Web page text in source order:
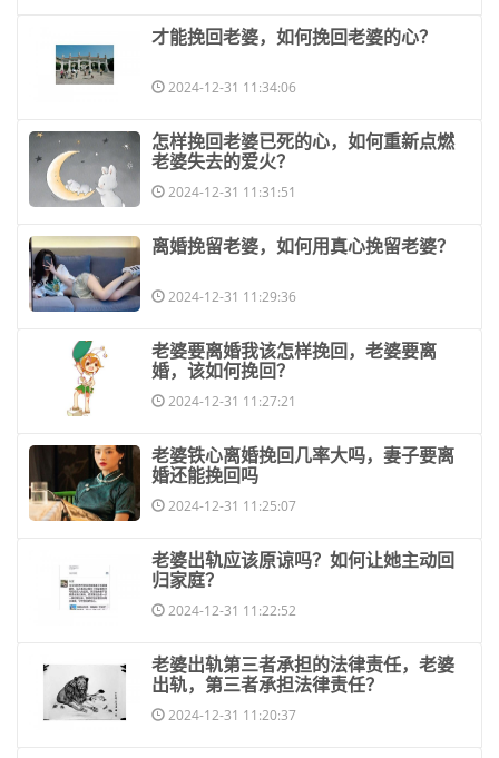
​才能挽回老婆，如何挽回老婆的心？
2024-12-31 11:34:06
​怎样挽回老婆已死的心，如何重新点燃
老婆失去的爱火？
2024-12-31 11:31:51
​离婚挽留老婆，如何用真心挽留老婆？
2024-12-31 11:29:36
​老婆要离婚我该怎样挽回，老婆要离
婚，该如何挽回？
2024-12-31 11:27:21
​老婆铁心离婚挽回几率大吗，妻子要离
婚还能挽回吗
2024-12-31 11:25:07
​老婆出轨应该原谅吗？如何让她主动回
归家庭？
2024-12-31 11:22:52
​老婆出轨第三者承担的法律责任，老婆
出轨，第三者承担法律责任？
2024-12-31 11:20:37